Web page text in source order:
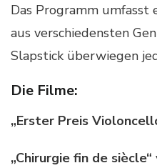
Das Programm umfasst
aus verschiedensten
Slapstick überwiegen
Die Filme:
„Erster Preis
„Chirurgie fin de siècle“